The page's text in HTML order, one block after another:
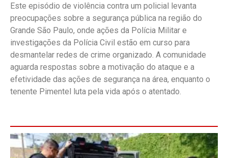
Este episódio de violência contra um policial levanta
preocupações sobre a segurança pública na região do
Grande São Paulo, onde ações da Polícia Militar e
investigações da Polícia Civil estão em curso para
desmantelar redes de crime organizado. A comunidade
aguarda respostas sobre a motivação do ataque e a
efetividade das ações de segurança na área, enquanto o
tenente Pimentel luta pela vida após o atentado.